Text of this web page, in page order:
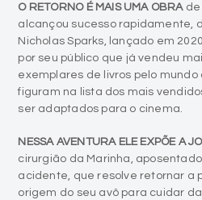
O RETORNO É MAIS UMA OBRAde
alcançou sucesso rapidamente,
Nicholas Sparks, lançado em
por seu público que já vendeu
exemplares de livros pelo
figuram na lista dos mais
ser adaptados para o cinema.
NESSA AVENTURA ELE EXPÕE A
cirurgião da Marinha,
acidente, que resolve retornar a
origem do seu avô para cuidar